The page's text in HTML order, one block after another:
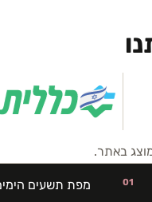
באתר.
01 מפת תשעים